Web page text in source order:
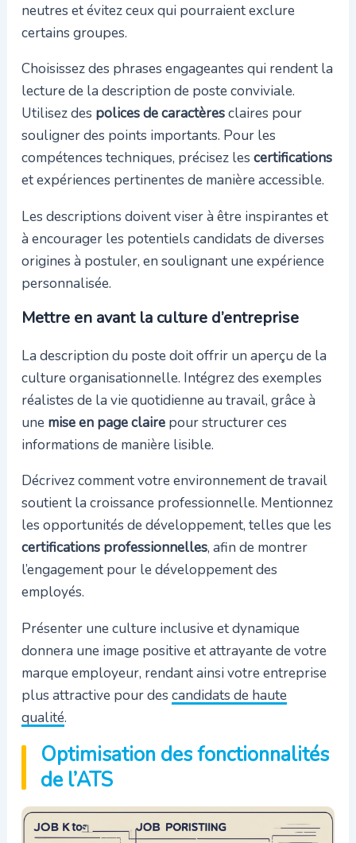
neutres et évitez ceux qui pourraient exclure
certains groupes.
Choisissez des phrases engageantes qui rendent la
lecture de la description de poste conviviale.
Utilisez des polices de caractèresclaires pour
souligner des points importants. Pour les
compétences techniques, précisez les certifications
et expériences pertinentes de manière accessible.
Les descriptions doivent viser à être inspirantes et
à encourager les potentiels candidats de diverses
origines à postuler, en soulignant une expérience
personnalisée.
Mettre en avant la culture d’entreprise
La description du poste doit offrir un aperçu de la
culture organisationnelle. Intégrez des exemples
réalistes de la vie quotidienne au travail, grâce à
une mise en page clairepour structurer ces
informations de manière lisible.
Décrivez comment votre environnement de travail
soutient la croissance professionnelle. Mentionnez
les opportunités de développement, telles que les
certifications professionnelles, afin de montrer
l’engagement pour le développement des
employés.
Présenter une culture inclusive et dynamique
donnera une image positive et attrayante de votre
marque employeur, rendant ainsi votre entreprise
plus attractive pour des candidats de haute
qualité.
Optimisation des fonctionnalités
de l’ATS